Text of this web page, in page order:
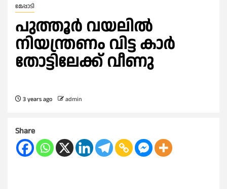
മേപ്പാടി
പുത്തൂർ വയലിൽ
നിയന്ത്രണം വിട്ട കാർ
തോട്ടിലേക്ക് വീണു
3 years ago admin
Share